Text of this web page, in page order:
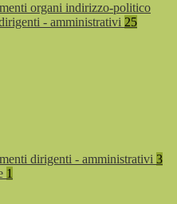
organi indirizzo-politico
- amministrativi 25
dirigenti - amministrativi 3
1